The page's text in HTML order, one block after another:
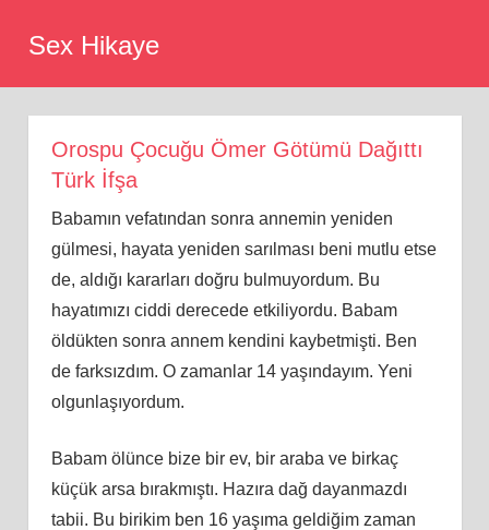
Sex Hikaye
Orospu Çocuğu Ömer Götümü Dağıttı
Türk İfşa
Babamın vefatından sonra annemin yeniden
gülmesi, hayata yeniden sarılması beni mutlu etse
de, aldığı kararları doğru bulmuyordum. Bu
hayatımızı ciddi derecede etkiliyordu. Babam
öldükten sonra annem kendini kaybetmişti. Ben
de farksızdım. O zamanlar 14 yaşındayım. Yeni
olgunlaşıyordum.
Babam ölünce bize bir ev, bir araba ve birkaç
küçük arsa bırakmıştı. Hazıra dağ dayanmazdı
tabii. Bu birikim ben 16 yaşıma geldiğim zaman